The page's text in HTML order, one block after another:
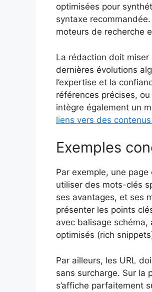
optimisées pour
syntaxe
moteurs de recherche
La rédaction doit miser
dernières évolutions
l’expertise et la
références précises,
intègre également un
liens vers des
Exemples
Par exemple, une
utiliser des mots-clés
ses avantages, et ses
présenter les points
avec balisage
optimisés (rich
Par ailleurs, les URL
sans surcharge. Sur la
s’affiche parfaitement